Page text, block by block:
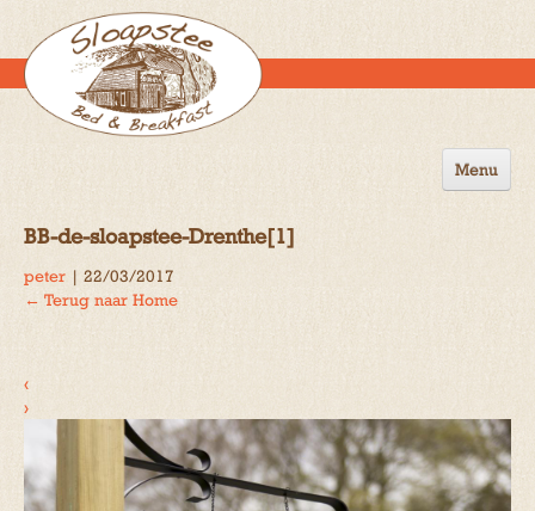
Menu
Reserveren
Contact
BB-de-sloapstee-Drenthe[1]
peter | 22/03/2017
← Terug naar Home
‹
›